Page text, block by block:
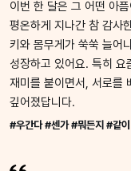
이번 한 달은 그 어떤 아
평온하게 지나간 참 감사
키와 몸무게가 쑥쑥 늘어
성장하고 있어요. 특히 요
재미를 붙이면서, 서로를
깊어졌답니다.
#우간다 #센가 #뭐든지 #같